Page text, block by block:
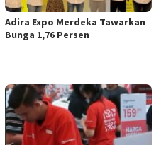
Adira Expo Merdeka Tawarkan
Bunga 1,76 Persen